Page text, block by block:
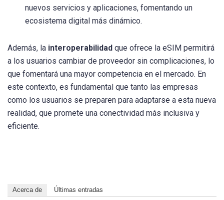
nuevos servicios y aplicaciones, fomentando un
ecosistema digital más dinámico.
Además, la interoperabilidad que ofrece la eSIM permitirá
a los usuarios cambiar de proveedor sin complicaciones, lo
que fomentará una mayor competencia en el mercado. En
este contexto, es fundamental que tanto las empresas
como los usuarios se preparen para adaptarse a esta nueva
realidad, que promete una conectividad más inclusiva y
eficiente.
Acerca de Últimas entradas